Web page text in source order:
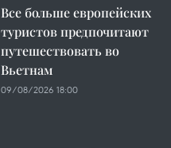
Все больше европейских
туристов предпочитают
путешествовать во
Вьетнам
09/08/2026 18:00